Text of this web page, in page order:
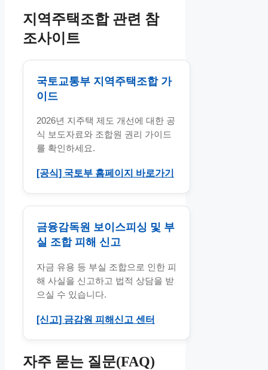
지역주택조합 관련 참
조사이트
국토교통부 지역주택조합 가
이드
2026년 지주택 제도 개선에 대한 공
식 보도자료와 조합원 권리 가이드
를 확인하세요.
[공식] 국토부 홈페이지 바로가기
금융감독원 보이스피싱 및 부
실 조합 피해 신고
자금 유용 등 부실 조합으로 인한 피
해 사실을 신고하고 법적 상담을 받
으실 수 있습니다.
[신고] 금감원 피해신고 센터
자주 묻는 질문(FAQ)